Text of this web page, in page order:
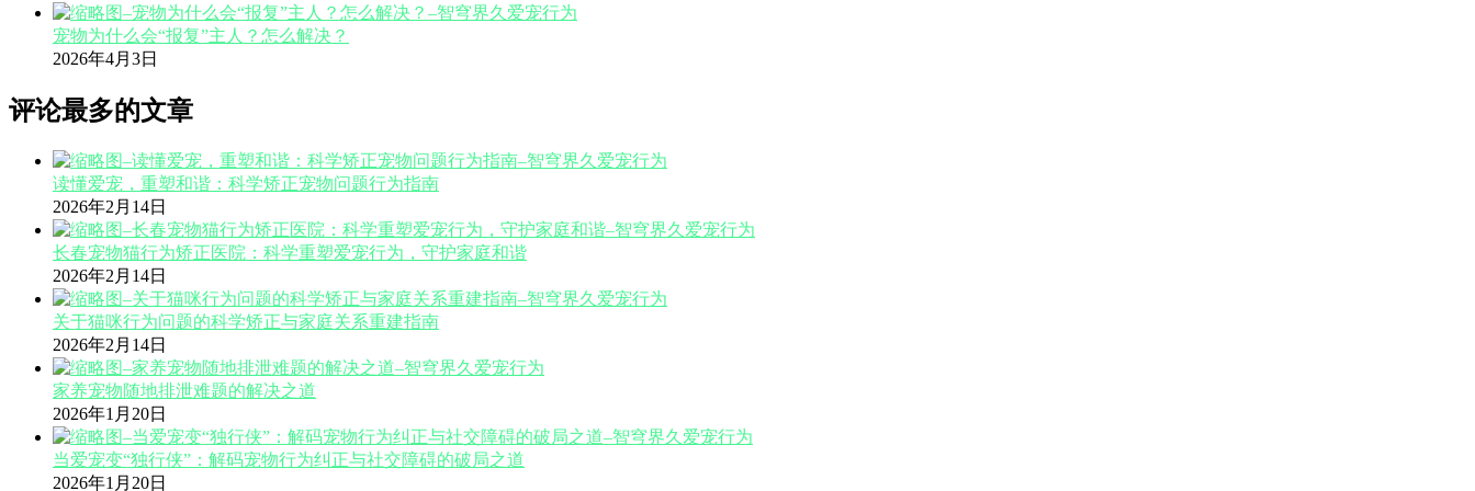
宠物为什么会“报复”主人？怎么解决？
2026年4月3日
评论最多的文章
读懂爱宠，重塑和谐：科学矫正宠物问题行为指南
2026年2月14日
长春宠物猫行为矫正医院：科学重塑爱宠行为，守护家庭和谐
2026年2月14日
关于猫咪行为问题的科学矫正与家庭关系重建指南
2026年2月14日
家养宠物随地排泄难题的解决之道
2026年1月20日
当爱宠变“独行侠”：解码宠物行为纠正与社交障碍的破局之道
2026年1月20日